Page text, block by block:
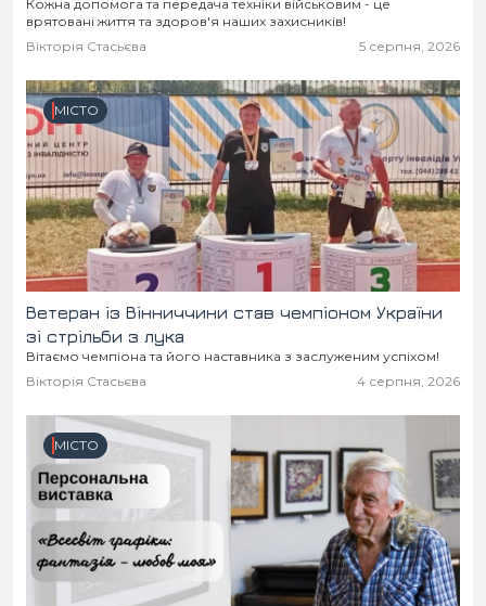
Кожна допомога та передача техніки військовим - це
врятовані життя та здоров'я наших захисників!
Вікторія Стасьєва
5 серпня, 2026
МІСТО
Ветеран із Вінниччини став чемпіоном України
зі стрільби з лука
Вітаємо чемпіона та його наставника з заслуженим успіхом!
Вікторія Стасьєва
4 серпня, 2026
МІСТО